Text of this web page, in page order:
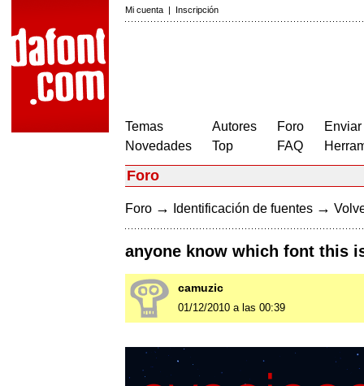
Mi cuenta | Inscripción
Temas
Novedades
Autores
Top
Foro
FAQ
Foro
Foro → Identificación de fuentes →
anyone know which font this
camuzic
01/12/2010 a las 00:39